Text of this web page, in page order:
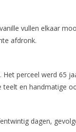
vullen elkaar
afdronk.
perceel werd 65
teelt en handmatige
dagen,